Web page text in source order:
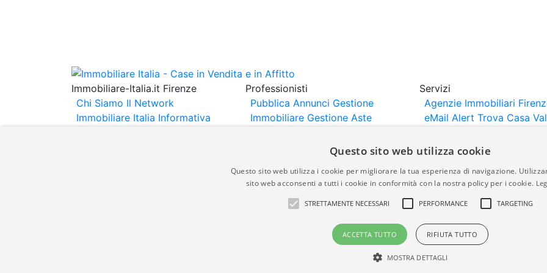
Immobiliare-Italia.it Firenze
Chi Siamo Il Network
Immobiliare Italia Informativa
Professionisti
Pubblica Annunci Gestione
Immobiliare Gestione Aste
Importazione
Servizi
Agenzie Immobiliari
eMail Alert Trova Casa
Gli annunci immobiliari presenti su immobiliare-italia.it vengono pubblicati da agenzie immobiliari e
italia.it quindi non è responsabile della veridicità, della correttezza, della completezza, della
Questo sito web utilizza cookie
Questo sito web utilizza i cookie per migliorare la tua esperienza di navigazione.
sito web acconsenti a tutti i cookie in conformità con la nostra policy per i cookie.
STRETTAMENTE NECESSARI PERFORMANCE TARGETING
ACCETTA TUTTO RIFIUTA TUTTO
MOSTRA DETTAGLI